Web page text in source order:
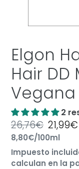
Elgon
Hair
Vegana
2
Precio
habitual
26,76€ Precio
de
oferta
Precio
unitario
8,80€/por
100ml
Impuesto
calculan en la